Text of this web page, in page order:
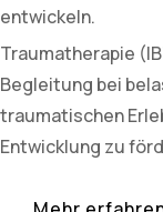
entwickeln.
Traumatherapie
Begleitung bei
traumatischen
Entwicklung zu